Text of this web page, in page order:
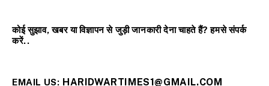
कोई सुझाव, खबर या विज्ञापन से जुड़ी जानकारी देना चाहते हैं? हमसे संपर्क
करें..
EMAIL US: HARIDWARTIMES1@GMAIL.COM